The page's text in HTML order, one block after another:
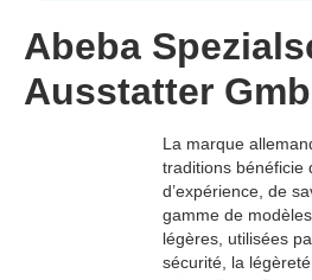
HAIX Vertriebs AG
HIGHCLEAN GROUP eG
Kleen Purgatis International AG
MEGA Clean Professional GmbH
Abeba
Ausstatter
La marque
traditions bénéficie
d’expérience, de
gamme de
légères, utilisées
sécurité, la